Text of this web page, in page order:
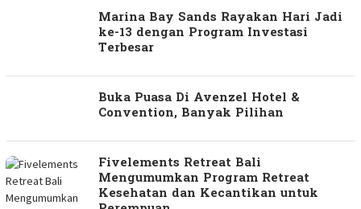
Marina Bay Sands Rayakan Hari Jadi
ke-13 dengan Program Investasi
Terbesar
Buka Puasa Di Avenzel Hotel &
Convention, Banyak Pilihan
Fivelements Retreat Bali
Mengumumkan Program Retreat
Kesehatan dan Kecantikan untuk